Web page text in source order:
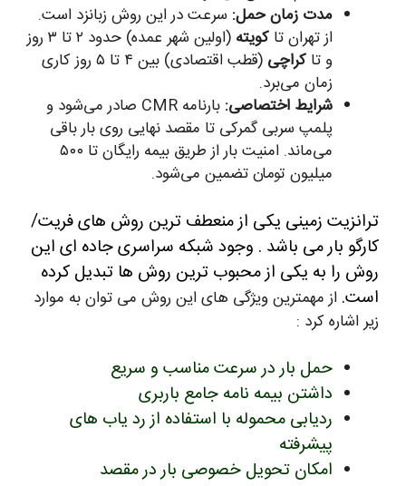
مدت زمان حمل: سرعت در این روش زبانزد است.
از تهران تا کویته
(اولین شهر عمده) حدود ۲ تا ۳ روز
و تا کراچی
(قطب اقتصادی) بین ۴ تا ۵ روز کاری
زمان می‌برد.
شرایط اختصاصی:
بارنامه CMR صادر می‌شود و
پلمپ سربی گمرکی تا مقصد نهایی روی بار باقی
می‌ماند. امنیت بار از طریق بیمه رایگان تا ۵۰۰
میلیون تومان تضمین می‌شود.
ترانزیت زمینی یکی از منعطف ترین روش های فریت/
کارگو بار می باشد . وجود شبکه سراسری جاده ای این
روش را به یکی از محبوب ترین روش ها تبدیل کرده
است. از مهمترین ویژگی های این روش می توان به موارد
زیر اشاره کرد :
حمل بار در سرعت مناسب و سریع
داشتن بیمه نامه جامع باربری
ردیابی محموله با استفاده از رد یاب های
پیشرفته
امکان تحویل خصوصی بار در مقصد